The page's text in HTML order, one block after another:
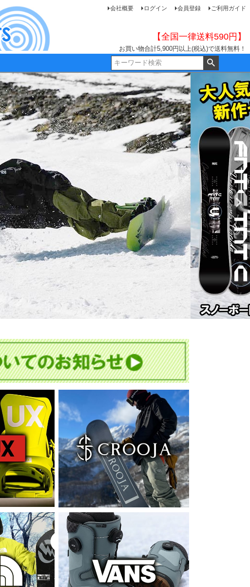
会社概要 ログイン 会員登録 ご利用ガイド
【全国一律送料590円】
お買い物合計5,900円以上(税込)で送料無料！